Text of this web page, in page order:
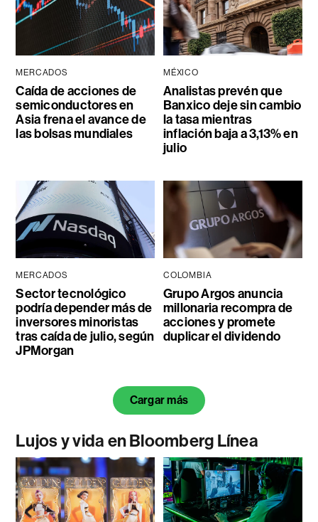
MERCADOS
Caída de acciones de
semiconductores en
Asia frena el avance de
las bolsas mundiales
MÉXICO
Analistas prevén que
Banxico deje sin cambio
la tasa mientras
inflación baja a 3,13% en
julio
MERCADOS
Sector tecnológico
podría depender más de
inversores minoristas
tras caída de julio, según
JPMorgan
COLOMBIA
Grupo Argos anuncia
millonaria recompra de
acciones y promete
duplicar el dividendo
Cargar más
Lujos y vida en Bloomberg Línea